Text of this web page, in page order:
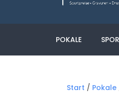
POKALE
Start / Pokale